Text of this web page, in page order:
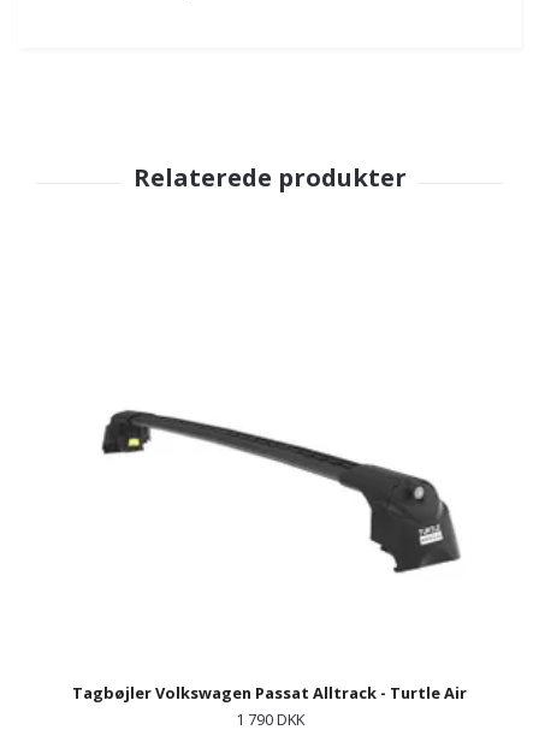
Tagbøjler Volkswagen Passat Alltrack - Turtle Air
1 790 DKK